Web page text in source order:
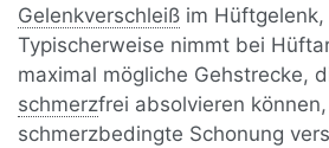
Gelenkverschleiß im Hüftgelenk,
Typischerweise nimmt bei
maximal mögliche Gehstrecke,
schmerzfrei absolvieren
schmerzbedingte Schonung